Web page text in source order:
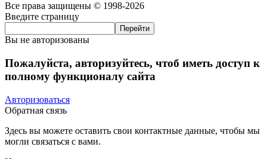
Все права защищены © 1998-2026
Введите страницу
Вы не авторизованы
Пожалуйста, авторизуйтесь, чтоб иметь доступ к
полному функционалу сайта
Авторизоваться
Обратная связь
Здесь вы можете оставить свои контактные данные, чтобы мы
могли связаться с вами.